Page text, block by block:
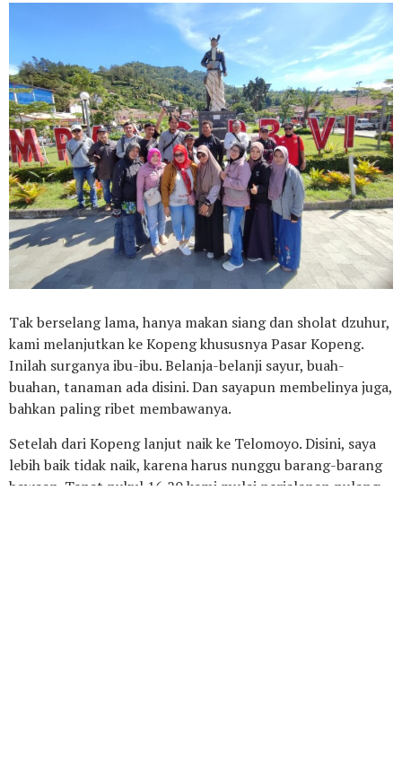
Tak berselang lama, hanya makan siang dan sholat dzuhur,
kami melanjutkan ke Kopeng khususnya Pasar Kopeng.
Inilah surganya ibu-ibu. Belanja-belanji sayur, buah-
buahan, tanaman ada disini. Dan sayapun membelinya juga,
bahkan paling ribet membawanya.
Setelah dari Kopeng lanjut naik ke Telomoyo. Disini, saya
lebih baik tidak naik, karena harus nunggu barang-barang
bawaan. Tepat pukul 16.20 kami mulai perjalanan pulang